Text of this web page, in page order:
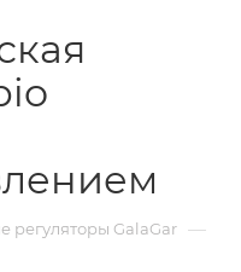
регуляторы GalaGar —